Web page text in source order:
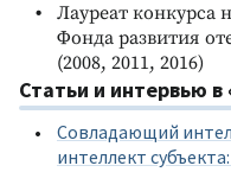
Лауреат конкурса
Фонда развития
(2008, 2011, 2016)
Статьи и интервью в
Совладающий
интеллект